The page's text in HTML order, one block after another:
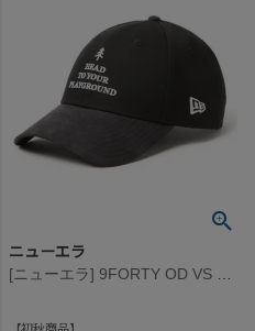
ニューエラ